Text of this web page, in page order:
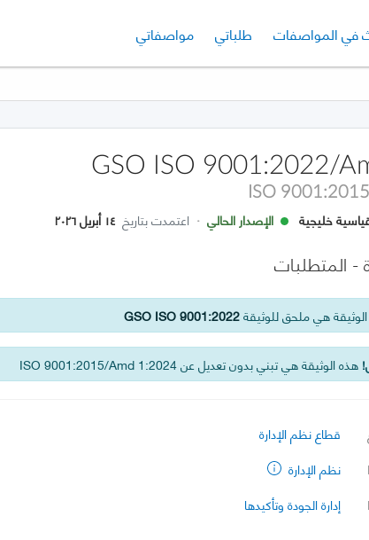
في المواصفاتالإصدار الحالي
طلباتي مواصفاتي
GSO ISO 9001:2022/
ISO
خليجية الإصدار الحالي · اعتمدت بتاريخ ١٤ أبريل ٢٠٢٦
- المتطلبات
هي ملحق للوثيقةGSO ISO 9001:2022
هذه الوثيقة هي تبني بدون تعديل عن ISO 9001:2015/Amd 1:2024
قطاع نظم الإدارة
نظم الإدارة
إدارة الجودة وتأكيدها